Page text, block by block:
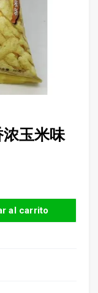
玉米味
al carrito